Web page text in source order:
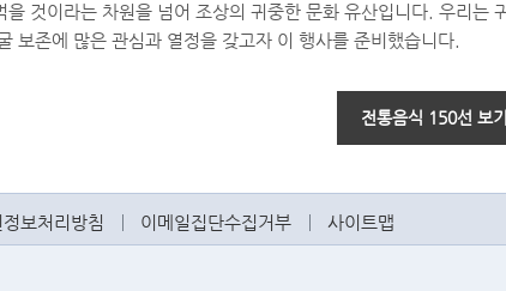
을 것이라는 차원을 넘어 조상의 귀중한 문화 유산입니다. 우리
보존에 많은 관심과 열정을 갖고자 이 행사를 준비했습니다.
전통음식 150선 보기
정보처리방침 이메일집단수집거부 사이트맵